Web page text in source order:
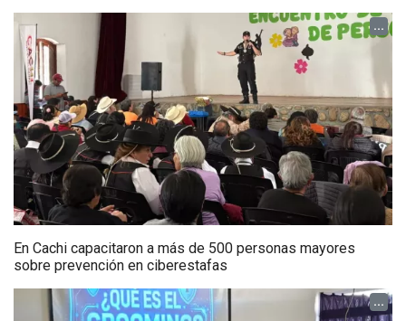
...
En Cachi capacitaron a más de 500 personas mayores
sobre prevención en ciberestafas
...